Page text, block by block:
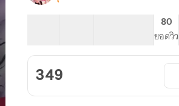
อยู่
บน
เตียง
เป็น...
80
ยอดวิว
349